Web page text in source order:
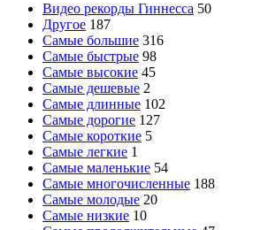
Видео рекорды Гиннесса 50
Другое 187
Самые большие 316
Самые быстрые 98
Самые высокие 45
Самые дешевые 2
Самые длинные 102
Самые дорогие 127
Самые короткие 5
Самые легкие 1
Самые маленькие 54
Самые многочисленные 188
Самые молодые 20
Самые низкие 10